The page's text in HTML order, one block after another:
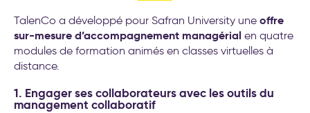
TalenCo a développé pour Safran University une offre
sur-mesure d’accompagnement managérial en quatre
modules de formation animés en classes virtuelles à
distance.
1. Engager ses collaborateurs avec les outils du
management collaboratif